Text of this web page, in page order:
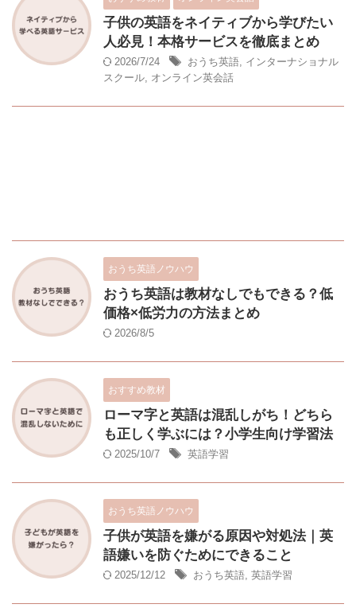
子供の英語をネイティブから学びたい
人必見！本格サービスを徹底まとめ
2026/7/24 おうち英語, インターナショナル
スクール, オンライン英会話
おうち英語ノウハウ
おうち英語は教材なしでもできる？低
価格×低労力の方法まとめ
2026/8/5
おすすめ教材
ローマ字と英語は混乱しがち！どちら
も正しく学ぶには？小学生向け学習法
2025/10/7 英語学習
おうち英語ノウハウ
子供が英語を嫌がる原因や対処法｜英
語嫌いを防ぐためにできること
2025/12/12 おうち英語, 英語学習